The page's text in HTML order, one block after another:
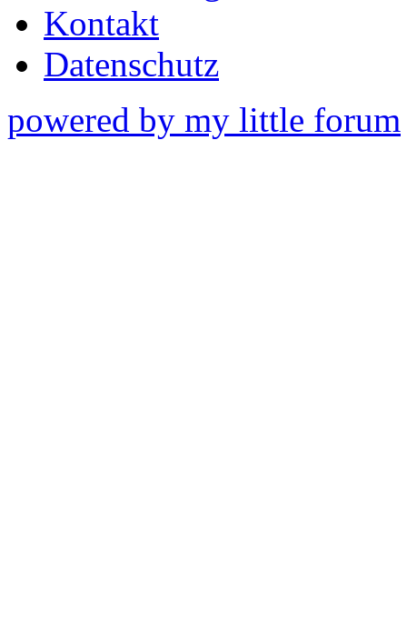
Kontakt
Datenschutz
powered by my little forum